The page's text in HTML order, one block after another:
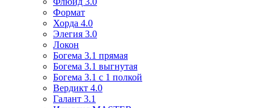
Формат
Хорда 4.0
Элегия 3.0
Локон
Богема 3.1 прямая
Богема 3.1 выгнутая
Богема 3.1 с 1 полкой
Вердикт 4.0
Галант 3.1